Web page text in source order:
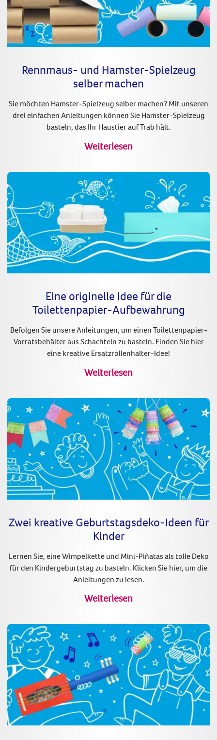
Rennmaus- und Hamster-Spielzeug
selber machen
Sie möchten Hamster-Spielzeug selber machen? Mit unseren
drei einfachen Anleitungen können Sie Hamster-Spielzeug
basteln, das Ihr Haustier auf Trab hält.
Weiterlesen
Eine originelle Idee für die
Toilettenpapier-Aufbewahrung
Befolgen Sie unsere Anleitungen, um einen Toilettenpapier-
Vorratsbehälter aus Schachteln zu basteln. Finden Sie hier
eine kreative Ersatzrollenhalter-Idee!
Weiterlesen
Zwei kreative Geburtstagsdeko-Ideen für
Kinder
Lernen Sie, eine Wimpelkette und Mini-Piñatas als tolle Deko
für den Kindergeburtstag zu basteln. Klicken Sie hier, um die
Anleitungen zu lesen.
Weiterlesen